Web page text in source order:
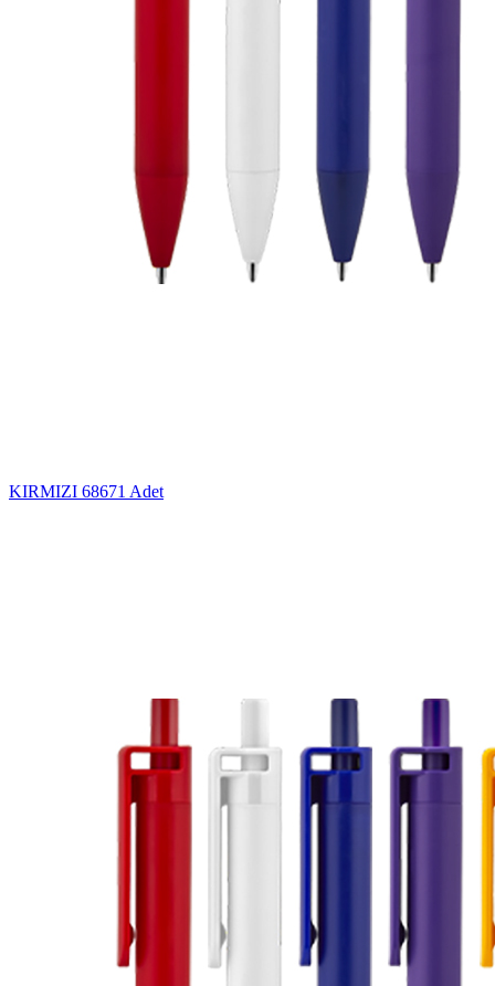
KIRMIZI 68671 Adet